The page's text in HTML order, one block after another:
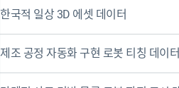
한국적 일상 3D 에셋 데이터
제조 공정 자동화 구현 로봇 티칭 데이터